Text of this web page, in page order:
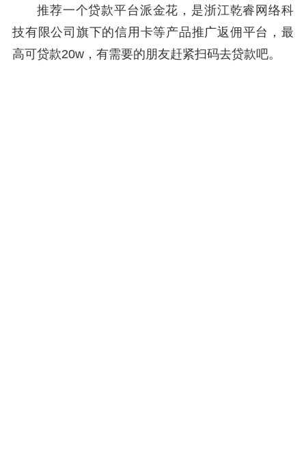
推荐一个贷款平台派金花，是浙江乾睿网络科
技有限公司旗下的信用卡等产品推广返佣平台，最
高可贷款20w，有需要的朋友赶紧扫码去贷款吧。